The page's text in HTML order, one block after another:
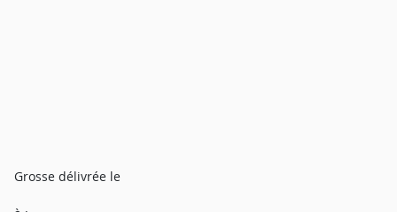
Grosse délivrée le